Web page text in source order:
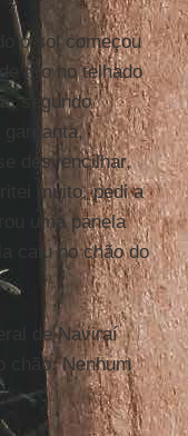
o sol começou
tiro no telhado
segundo
desvencilhar,
muito, pedi a
uma panela
caiu no chão do
de Naviraí
chão. Nenhum